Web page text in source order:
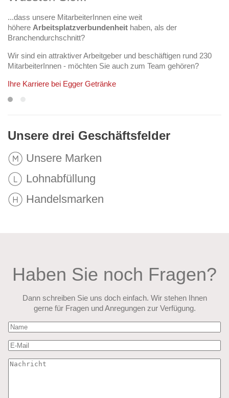
...dass unsere MitarbeiterInnen eine weit
höhere Arbeitsplatzverbundenheit haben, als der
Branchendurchschnitt?
Wir sind ein attraktiver Arbeitgeber und beschäftigen rund 230
MitarbeiterInnen - möchten Sie auch zum Team gehören?
Ihre Karriere bei Egger Getränke
ca. 300 Millionen Getränke per Jahr
"Zahlen und Fakten".
Unsere drei Geschäftsfelder
Unsere Marken
Lohnabfüllung
Handelsmarken
Haben Sie noch Fragen?
Dann schreiben Sie uns doch einfach. Wir stehen Ihnen
gerne für Fragen und Anregungen zur Verfügung.